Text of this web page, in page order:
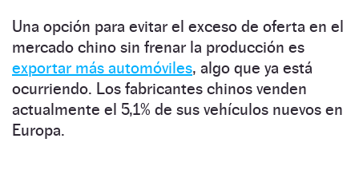
Una opción para evitar el exceso de oferta en el
mercado chino sin frenar la producción es
exportar más automóviles, algo que ya está
ocurriendo. Los fabricantes chinos venden
actualmente el 5,1% de sus vehículos nuevos en
Europa.